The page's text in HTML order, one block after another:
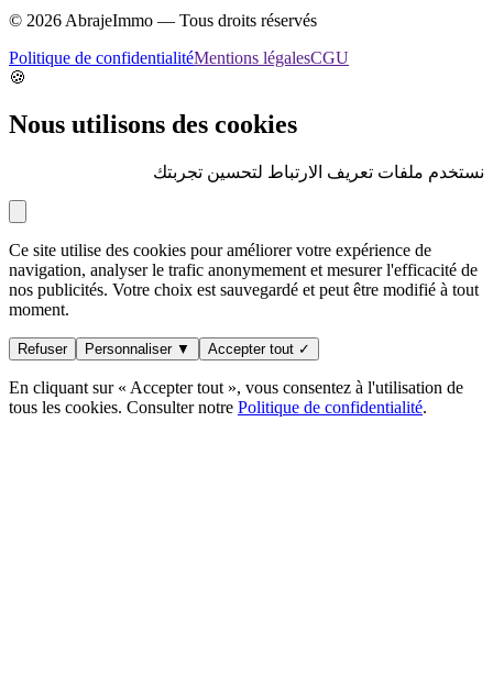
© 2026AbrajeImmo — Tous droits réservés
Politique de confidentialitéMentions légalesCGU
🍪
Nous utilisons des cookies
نستخدم ملفات تعريف الارتباط لتحسين تجربتك
Ce site utilise des cookies pour améliorer votre expérience de
navigation, analyser le trafic anonymement et mesurer l'efficacité de
nos publicités. Votre choix est sauvegardé et peut être modifié à tout
moment.
Refuser Personnaliser ▼ Accepter tout ✓
En cliquant sur « Accepter tout », vous consentez à l'utilisation de
tous les cookies. Consulter notre Politique de confidentialité.